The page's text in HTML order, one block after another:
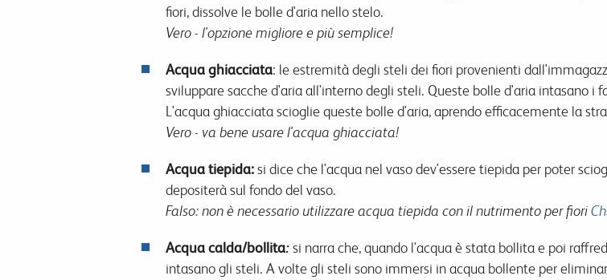
fiori, dissolve le bolle d'aria nello stelo.
Vero - l'opzione migliore e più semplice!
Acqua ghiacciata: le estremità degli steli dei fiori provenienti
sviluppare sacche d'aria all'interno degli steli. Queste bolle d'aria intasano i
L'acqua ghiacciata scioglie queste bolle d'aria, aprendo efficacemente la
Vero - va bene usare l'acqua ghiacciata!
Acqua tiepida:si dice che l'acqua nel vaso dev'essere tiepida per poter
depositerà sul fondo del vaso.
Falso: non è necessario utilizzare acqua tiepida con il nutrimento per fiori
Acqua calda/bollita:si narra che, quando l'acqua è stata bollita e poi
intasano gli steli. A volte gli steli sono immersi in acqua bollente per